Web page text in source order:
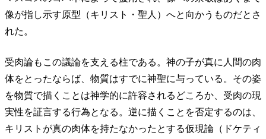
像が指し示す原型（キリスト・聖人）へと向かうものだとさ
れた。
受肉論もこの議論を支える柱である。神の子が真に人間の肉
体をとったならば、物質はすでに神聖に与っている。その姿
を物質で描くことは神学的に許容されるどころか、受肉の現
実性を証言する行為となる。逆に描くことを否定するのは、
キリストが真の肉体を持たなかったとする仮現論（ドケティ